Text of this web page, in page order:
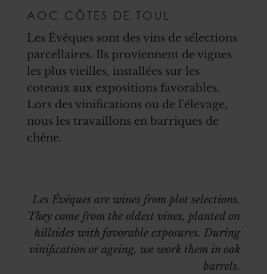
AOC CÔTES DE TOUL
Les Évêques sont des vins de sélections
parcellaires. Ils proviennent de vignes
les plus vieilles, installées sur les
coteaux aux expositions favorables.
Lors des vinifications ou de l'élevage,
nous les travaillons en barriques de
chêne.
Les Évêques are wines from plot selections.
They come from the oldest vines, planted on
hillsides with favorable exposures. During
vinification or ageing, we work them in oak
barrels.